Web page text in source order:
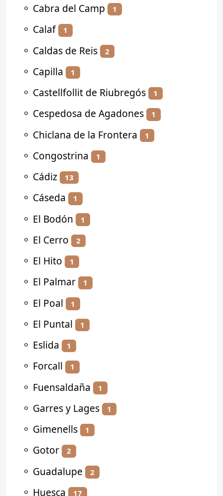
⚬ Cabra del Camp 1
⚬ Calaf 1
⚬ Caldas de Reis 2
⚬ Capilla 1
⚬ Castellfollit de Riubregós 1
⚬ Cespedosa de Agadones 1
⚬ Chiclana de la Frontera 1
⚬ Congostrina 1
⚬ Cádiz 13
⚬ Cáseda 1
⚬ El Bodón 1
⚬ El Cerro 2
⚬ El Hito 1
⚬ El Palmar 1
⚬ El Poal 1
⚬ El Puntal 1
⚬ Eslida 1
⚬ Forcall 1
⚬ Fuensaldaña 1
⚬ Garres y Lages 1
⚬ Gimenells 1
⚬ Gotor 2
⚬ Guadalupe 2
⚬ Huesca 17